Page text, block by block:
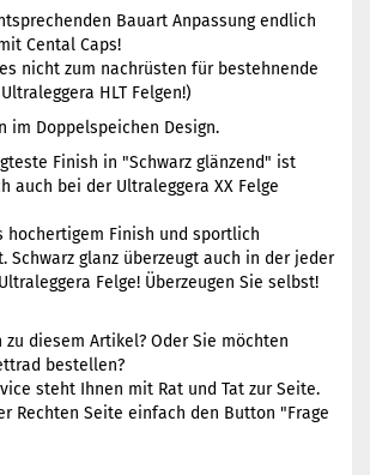
Bauart Anpassung endlich
Cental Caps!
nicht zum nachrüsten für bestehnende
HLT Felgen!)
im Doppelspeichen Design.
Finish in "Schwarz glänzend" ist
auch bei der Ultraleggera XX Felge
hochertigem Finish und sportlich
Schwarz glanz überzeugt auch in der jeder
Felge! Überzeugen Sie selbst!
zu diesem Artikel? Oder Sie möchten
bestellen?
steht Ihnen mit Rat und Tat zur Seite.
Rechten Seite einfach den Button "Frage